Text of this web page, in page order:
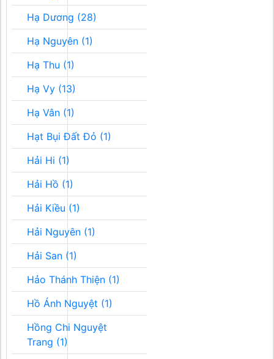
Hạ Dương (28)
Hạ Nguyên (1)
Hạ Thu (1)
Hạ Vy (13)
Hạ Vân (1)
Hạt Bụi Đất Đỏ (1)
Hải Hi (1)
Hải Hồ (1)
Hải Kiều (1)
Hải Nguyên (1)
Hải San (1)
Hảo Thánh Thiện (1)
Hồ Ánh Nguyệt (1)
Hồng Chi Nguyệt
Trang (1)